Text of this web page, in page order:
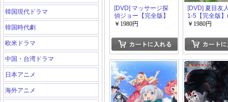
韓国現代ドラマ
韓国時代劇
欧米ドラマ
中国・台湾ドラマ
日本アニメ
海外アニメ
[DVD] マッサージ探
偵ジョー【完全版】
(初回生産限定版)
￥1980円
[DVD] 夏目友
1-5【完全版
産限定版)
￥1980円